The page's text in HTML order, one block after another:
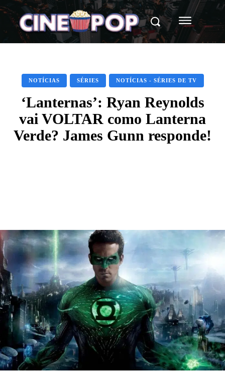
NOTÍCIAS SÉRIES NOTÍCIAS - SÉRIES DE TV
‘Lanternas’: Ryan Reynolds
vai VOLTAR como Lanterna
Verde? James Gunn responde!